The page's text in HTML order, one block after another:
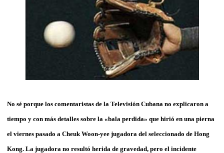
No sé porque los comentaristas de la Televisión Cubana no explicaron a
tiempo y con más detalles sobre la «bala perdida» que hirió en una pierna
el viernes pasado a Cheuk Woon-yee jugadora del seleccionado de Hong
Kong. La jugadora no resultó herida de gravedad, pero el incidente